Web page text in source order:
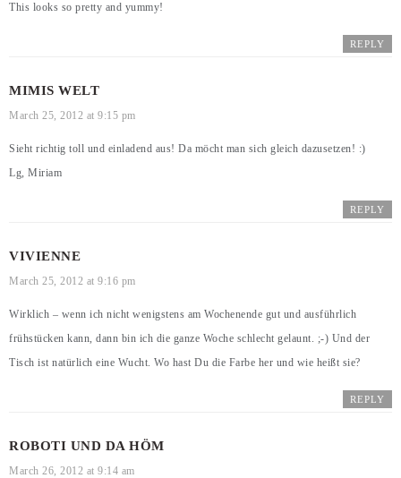
This looks so pretty and yummy!
REPLY
MIMIS WELT
March 25, 2012 at 9:15 pm
Sieht richtig toll und einladend aus! Da möcht man sich gleich dazusetzen! :)
Lg, Miriam
REPLY
VIVIENNE
March 25, 2012 at 9:16 pm
Wirklich – wenn ich nicht wenigstens am Wochenende gut und ausführlich
frühstücken kann, dann bin ich die ganze Woche schlecht gelaunt. ;-) Und der
Tisch ist natürlich eine Wucht. Wo hast Du die Farbe her und wie heißt sie?
REPLY
ROBOTI UND DA HÖM
March 26, 2012 at 9:14 am